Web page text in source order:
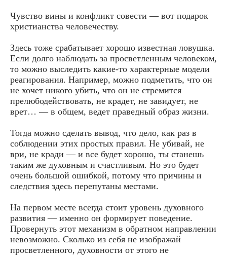
Чувство вины и конфликт совести — вот подарок
христианства человечеству.
Здесь тоже срабатывает хорошо известная ловушка.
Если долго наблюдать за просветленным человеком,
то можно выследить какие-то характерные модели
реагирования. Например, можно подметить, что он
не хочет никого убить, что он не стремится
прелюбодействовать, не крадет, не завидует, не
врет… — в общем, ведет праведный образ жизни.
Тогда можно сделать вывод, что дело, как раз в
соблюдении этих простых правил. Не убивай, не
ври, не кради — и все будет хорошо, ты станешь
таким же духовным и счастливым. Но это будет
очень большой ошибкой, потому что причины и
следствия здесь перепутаны местами.
На первом месте всегда стоит уровень духовного
развития — именно он формирует поведение.
Провернуть этот механизм в обратном направлении
невозможно. Сколько из себя не изображай
просветленного, духовности от этого не